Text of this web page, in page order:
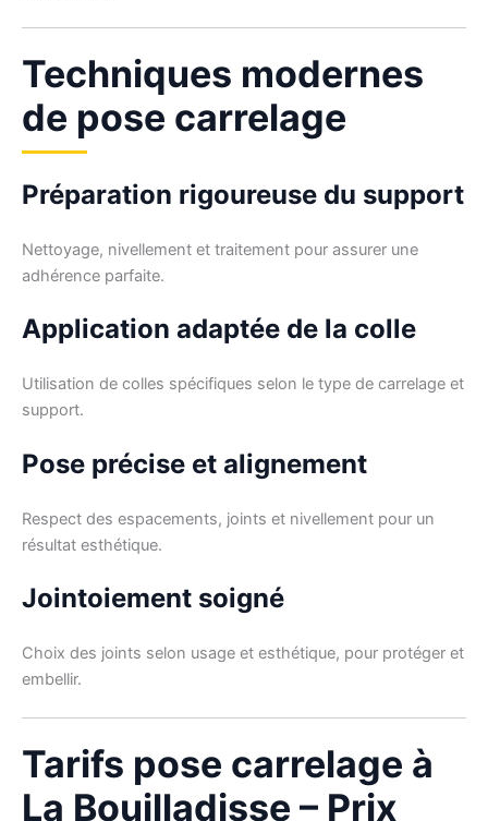
Techniques modernes
de pose carrelage
Préparation rigoureuse du support
Nettoyage, nivellement et traitement pour assurer une
adhérence parfaite.
Application adaptée de la colle
Utilisation de colles spécifiques selon le type de carrelage et
support.
Pose précise et alignement
Respect des espacements, joints et nivellement pour un
résultat esthétique.
Jointoiement soigné
Choix des joints selon usage et esthétique, pour protéger et
embellir.
Tarifs pose carrelage à
La Bouilladisse – Prix